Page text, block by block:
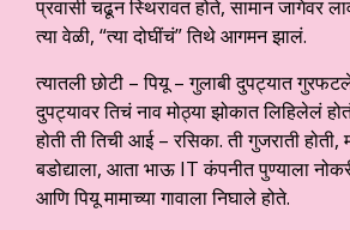
प्रवासी चढून स्थिरावत होते, सामान जागेवर
त्या वेळी, “त्या दोघींचं” तिथे आगमन झालं.
त्यातली छोटी – पियू – गुलाबी दुपट्यात
दुपट्यावर तिचं नाव मोठ्या झोकात लिहिलेलं
होती ती तिची आई – रसिका. ती गुजराती
बडोद्याला, आता भाऊ IT कंपनीत पुण्याला
आणि पियू मामाच्या गावाला निघाले होते.